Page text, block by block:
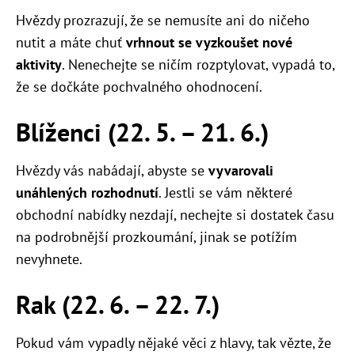
Hvězdy prozrazují, že se nemusíte ani do ničeho
nutit a máte chuť vrhnout se vyzkoušet nové
aktivity. Nenechejte se ničím rozptylovat, vypadá to,
že se dočkáte pochvalného ohodnocení.
Blíženci (22. 5. – 21. 6.)
Hvězdy vás nabádají, abyste se vyvarovali
unáhlených rozhodnutí. Jestli se vám některé
obchodní nabídky nezdají, nechejte si dostatek času
na podrobnější prozkoumání, jinak se potížím
nevyhnete.
Rak (22. 6. – 22. 7.)
Pokud vám vypadly nějaké věci z hlavy, tak vězte, že